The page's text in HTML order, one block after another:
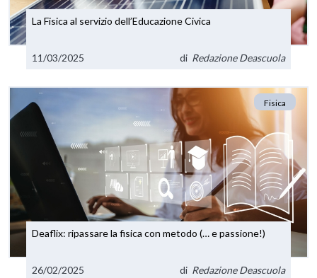
La Fisica al servizio dell’Educazione Civica
11/03/2025 di Redazione Deascuola
Fisica
Deaflix: ripassare la fisica con metodo (… e passione!)
26/02/2025 di Redazione Deascuola